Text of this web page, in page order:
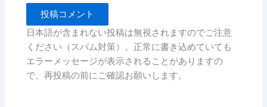
日本語が含まれない投稿は無視されますのでご注意
ください（スパム対策）。正常に書き込めていても
エラーメッセージが表示されることがありますの
で、再投稿の前にご確認お願いします。